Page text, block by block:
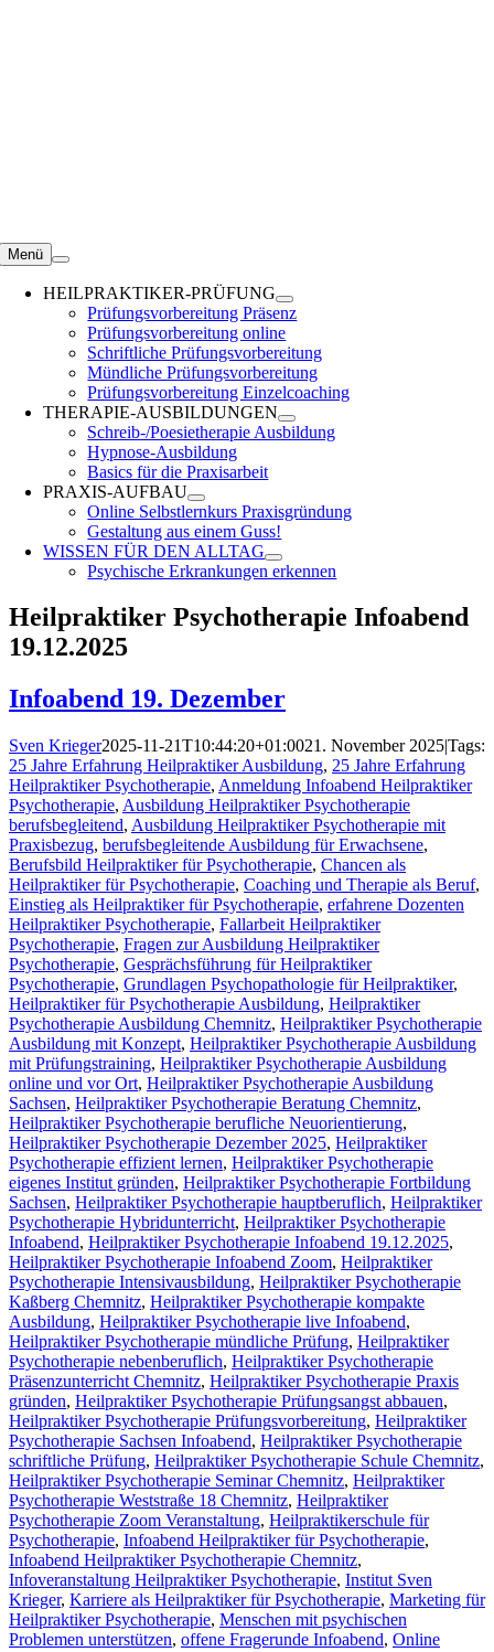
Menü
HEILPRAKTIKER-PRÜFUNG
Prüfungsvorbereitung Präsenz
Prüfungsvorbereitung online
Schriftliche Prüfungsvorbereitung
Mündliche Prüfungsvorbereitung
Prüfungsvorbereitung Einzelcoaching
THERAPIE-AUSBILDUNGEN
Schreib-/Poesietherapie Ausbildung
Hypnose-Ausbildung
Basics für die Praxisarbeit
PRAXIS-AUFBAU
Online Selbstlernkurs Praxisgründung
Gestaltung aus einem Guss!
WISSEN FÜR DEN ALLTAG
Psychische Erkrankungen erkennen
Heilpraktiker Psychotherapie Infoabend
19.12.2025
Infoabend 19. Dezember
Sven Krieger2025-11-21T10:44:20+01:0021. November 2025|Tags:
25 Jahre Erfahrung Heilpraktiker Ausbildung, 25 Jahre Erfahrung
Heilpraktiker Psychotherapie, Anmeldung Infoabend Heilpraktiker
Psychotherapie, Ausbildung Heilpraktiker Psychotherapie
berufsbegleitend, Ausbildung Heilpraktiker Psychotherapie mit
Praxisbezug, berufsbegleitende Ausbildung für Erwachsene,
Berufsbild Heilpraktiker für Psychotherapie, Chancen als
Heilpraktiker für Psychotherapie, Coaching und Therapie als Beruf,
Einstieg als Heilpraktiker für Psychotherapie, erfahrene Dozenten
Heilpraktiker Psychotherapie, Fallarbeit Heilpraktiker
Psychotherapie, Fragen zur Ausbildung Heilpraktiker
Psychotherapie, Gesprächsführung für Heilpraktiker
Psychotherapie, Grundlagen Psychopathologie für Heilpraktiker,
Heilpraktiker für Psychotherapie Ausbildung, Heilpraktiker
Psychotherapie Ausbildung Chemnitz, Heilpraktiker Psychotherapie
Ausbildung mit Konzept, Heilpraktiker Psychotherapie Ausbildung
mit Prüfungstraining, Heilpraktiker Psychotherapie Ausbildung
online und vor Ort, Heilpraktiker Psychotherapie Ausbildung
Sachsen, Heilpraktiker Psychotherapie Beratung Chemnitz,
Heilpraktiker Psychotherapie berufliche Neuorientierung,
Heilpraktiker Psychotherapie Dezember 2025, Heilpraktiker
Psychotherapie effizient lernen, Heilpraktiker Psychotherapie
eigenes Institut gründen, Heilpraktiker Psychotherapie Fortbildung
Sachsen, Heilpraktiker Psychotherapie hauptberuflich, Heilpraktiker
Psychotherapie Hybridunterricht, Heilpraktiker Psychotherapie
Infoabend, Heilpraktiker Psychotherapie Infoabend 19.12.2025,
Heilpraktiker Psychotherapie Infoabend Zoom, Heilpraktiker
Psychotherapie Intensivausbildung, Heilpraktiker Psychotherapie
Kaßberg Chemnitz, Heilpraktiker Psychotherapie kompakte
Ausbildung, Heilpraktiker Psychotherapie live Infoabend,
Heilpraktiker Psychotherapie mündliche Prüfung, Heilpraktiker
Psychotherapie nebenberuflich, Heilpraktiker Psychotherapie
Präsenzunterricht Chemnitz, Heilpraktiker Psychotherapie Praxis
gründen, Heilpraktiker Psychotherapie Prüfungsangst abbauen,
Heilpraktiker Psychotherapie Prüfungsvorbereitung, Heilpraktiker
Psychotherapie Sachsen Infoabend, Heilpraktiker Psychotherapie
schriftliche Prüfung, Heilpraktiker Psychotherapie Schule Chemnitz,
Heilpraktiker Psychotherapie Seminar Chemnitz, Heilpraktiker
Psychotherapie Weststraße 18 Chemnitz, Heilpraktiker
Psychotherapie Zoom Veranstaltung, Heilpraktikerschule für
Psychotherapie, Infoabend Heilpraktiker für Psychotherapie,
Infoabend Heilpraktiker Psychotherapie Chemnitz,
Infoveranstaltung Heilpraktiker Psychotherapie, Institut Sven
Krieger, Karriere als Heilpraktiker für Psychotherapie, Marketing für
Heilpraktiker Psychotherapie, Menschen mit psychischen
Problemen unterstützen, offene Fragerunde Infoabend, Online